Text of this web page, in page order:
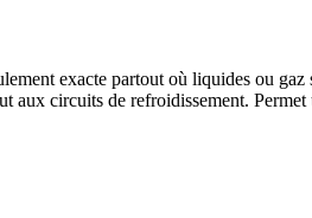
exacte partout où liquides ou
circuits de refroidissement.